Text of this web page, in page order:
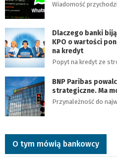
Wiadomość
Dlaczego banki
KPO o wartości
na kredyt
Popyt na kredyt ze
BNP Paribas
strategiczne. Ma
Przynależność do
O tym mówią bankowcy